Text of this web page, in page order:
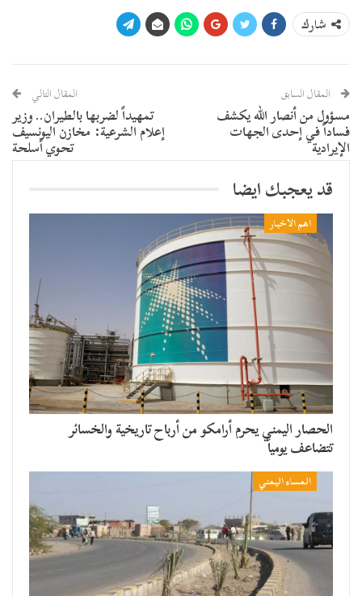
شارك
المقال السابق
مسؤول من أنصار الله يكشف
فساداً في إحدى الجهات
الإيرادية
المقال التالي
تمهيداً لضربها بالطيران.. وزير
إعلام الشرعية: مخازن اليونسيف
تحوي أسلحة
قد يعجبك ايضا
اهم الاخبار
الحصار اليمني يحرم أرامكو من أرباح تاريخية والخسائر
تتضاعف يومياً
المساء اليمني